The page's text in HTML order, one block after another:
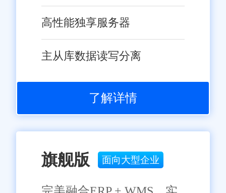
高性能独享服务器
主从库数据读写分离
了解详情
旗舰版 面向大型企业